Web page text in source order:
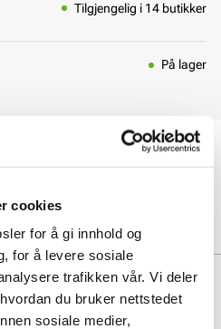
cookies
for å gi innhold og
for å levere sosiale
trafikken vår. Vi deler
du bruker nettstedet
sosiale medier,
Tilgjengelig i 14 butikker
På lager
innen 30 minutter
retur i butikk
teknologi gir denne modellen